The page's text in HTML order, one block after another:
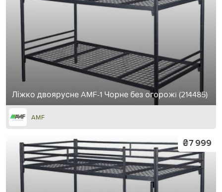
Ліжко двоярусне AMF-1 Чорне без огорожi (214485)
AMF
₴7 999